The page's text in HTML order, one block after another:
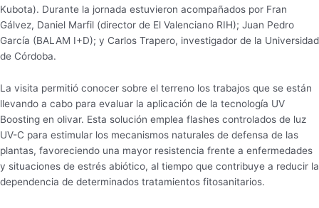
Kubota). Durante la jornada estuvieron acompañados por Fran
Gálvez, Daniel Marfil (director de El Valenciano RIH); Juan Pedro
García (BALAM I+D); y Carlos Trapero, investigador de la Universidad
de Córdoba.
La visita permitió conocer sobre el terreno los trabajos que se están
llevando a cabo para evaluar la aplicación de la tecnología UV
Boosting en olivar. Esta solución emplea flashes controlados de luz
UV-C para estimular los mecanismos naturales de defensa de las
plantas, favoreciendo una mayor resistencia frente a enfermedades
y situaciones de estrés abiótico, al tiempo que contribuye a reducir la
dependencia de determinados tratamientos fitosanitarios.